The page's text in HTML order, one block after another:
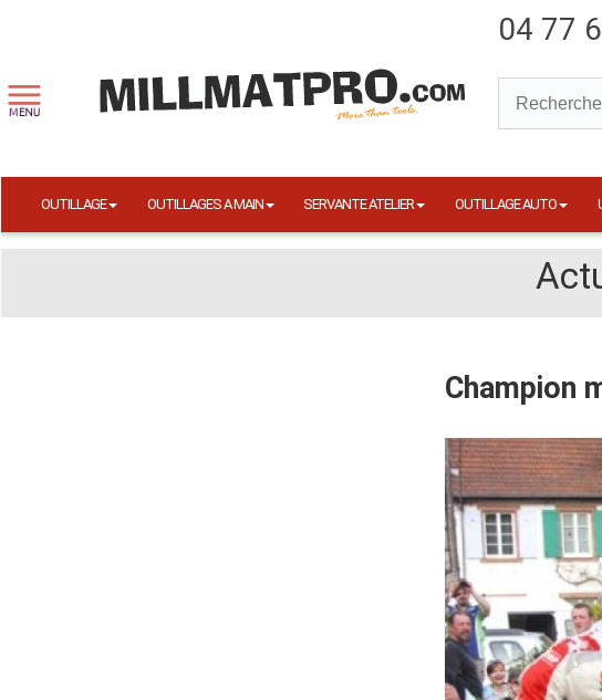
04 77
OUTILLAGE OUTILLAGES A MAIN SERVANTE ATELIER OUTILLAGE AUTO
Champion